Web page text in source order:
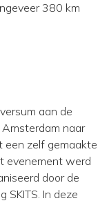
380 km
aan de
naar
een zelf gemaakte
evenement werd
door de
In deze